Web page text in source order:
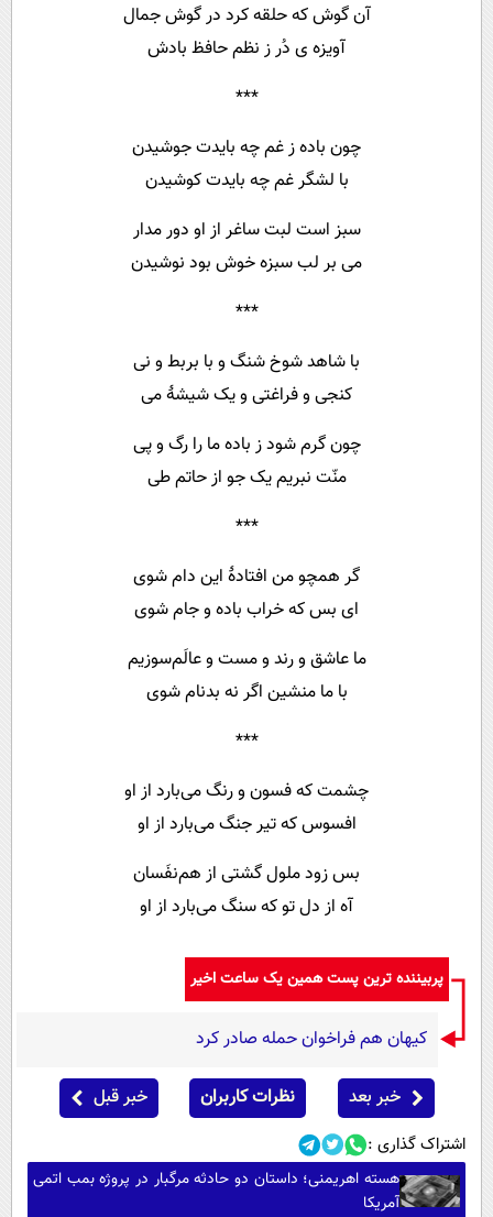
آن گوش که حلقه کرد در گوش جمال
آویزه ی دُر ز نظم حافظ بادش
***
چون باده ز غم چه بایدت جوشیدن
با لشگر غم چه بایدت کوشیدن
سبز است لبت ساغر از او دور مدار
می بر لب سبزه خوش بود نوشیدن
***
با شاهد شوخ شنگ و با بربط و نی
کنجی و فراغتی و یک شیشهٔ می
چون گرم شود ز باده ما را رگ و پی
منّت نبریم یک جو از حاتم طی
***
گر همچو من افتادهٔ این دام شوی
ای بس که خراب باده و جام شوی
ما عاشق و رند و مست و عالَم‌سوزیم
با ما منشین اگر نه بدنام شوی
***
چشمت که فسون و رنگ می‌بارد از او
افسوس که تیر جنگ می‌بارد از او
بس زود ملول گشتی از هم‌نفَسان
آه از دل تو که سنگ می‌بارد از او
پربیننده ترین پست همین یک ساعت اخیر
کیهان هم فراخوان حمله صادر کرد
خبر بعد نظرات کاربران خبر قبل
اشتراک گذاری :
هسته اهریمنی؛ داستان دو حادثه مرگبار در پروژه بمب اتمی
آمریکا